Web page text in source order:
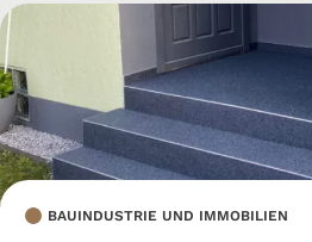
BAUINDUSTRIE UND IMMOBILIEN